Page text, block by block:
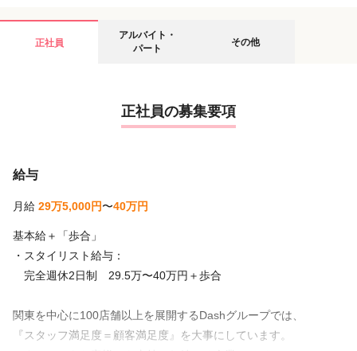
正社員
アルバイト・
パート
その他
正社員の募集要項
給与
月給 29万5,000円〜40万円
基本給＋「歩合」
・スタイリスト給与：
完全週休2日制 29.5万〜40万円＋歩合
関東を中心に100店舗以上を展開するDashグループでは、
『スタッフ満足度＝顧客満足度』を大事にしています。